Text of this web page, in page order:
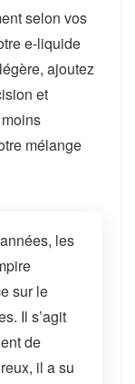
selon vos
e-liquide
ajoutez
et
mélange
les
sur le
Il s’agit
de
il a su